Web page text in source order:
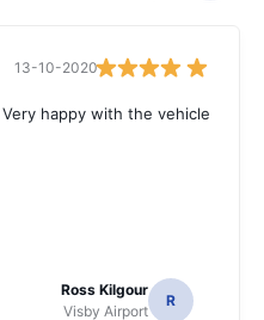
13-10-2020
Very happy with the vehicle
R
Ross Kilgour
Visby Airport